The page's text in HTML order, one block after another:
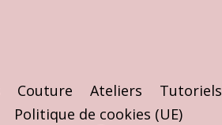
Couture Ateliers Tutoriels
Politique de cookies (UE)